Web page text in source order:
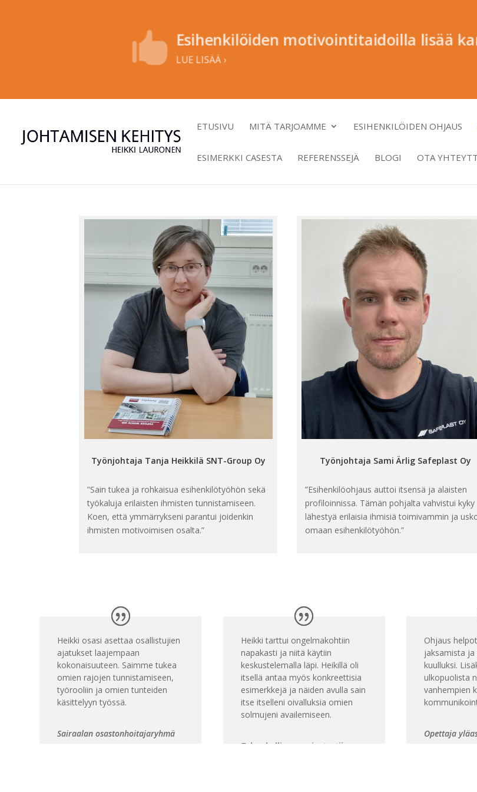
ETUSIVU MITÄ TARJOAMME ESIHENKILÖIDEN OHJAUS
ESIMERKKI CASESTA REFERENSSEJÄ BLOGI OTA
Työnjohtaja Tanja Heikkilä SNT-Group Oy
”Sain tukea ja rohkaisua esihenkilötyöhön sekä
työkaluja erilaisten ihmisten tunnistamiseen.
Koen, että ymmärrykseni parantui joidenkin
ihmisten motivoimisen osalta.”
Työnjohtaja Sami Ärlig Safeplast Oy
”Esihenkilöohjaus auttoi itsensä ja alaisten
profiloinnissa. Tämän pohjalta vahvistui kyky
lähestyä erilaisia ihmisiä toimivammin ja
omaan esihenkilötyöhön.”
Heikki osasi asettaa osallistujien
ajatukset laajempaan
kokonaisuuteen. Saimme tukea
omien rajojen tunnistamiseen,
työrooliin ja omien tunteiden
käsittelyyn työssä.
Sairaalan osastonhoitajaryhmä
Heikki tarttui ongelmakohtiin
napakasti ja niitä käytiin
keskustelemalla läpi. Heikillä oli
itsellä antaa myös konkreettisia
esimerkkejä ja näiden avulla sain
itse itselleni oivalluksia omien
solmujeni availemiseen.
Taloushallinnon asiantuntija
Ohjaus
jaksamista ja
kuulluksi.
ulkopuolista
vanhempien
Opettaja
 Esihenkilöiden motivointitaidoilla lisää
LUE LISÄÄ ›